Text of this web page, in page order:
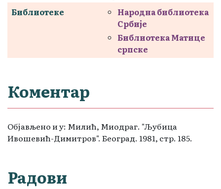
Библиотеке
Народна библиотека
Србије
Библиотека Матице
српске
Коментар
Објављено и у: Милић, Миодраг. "Љубица
Ивошевић-Димитров". Београд. 1981, стр. 185.
Радови